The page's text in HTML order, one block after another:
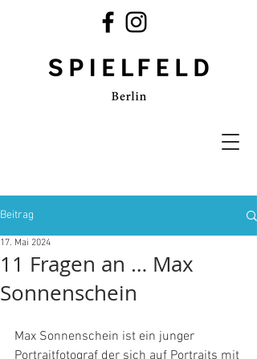
Beitrag
11 Fragen an … Max
Sonnenschein
17. Mai 2024
Max Sonnenschein ist ein junger
Portraitfotograf der sich auf Portraits mit